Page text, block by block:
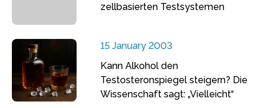
zellbasierten Testsystemen
15 January 2003
Kann Alkohol den
Testosteronspiegel steigern? Die
Wissenschaft sagt: „Vielleicht“